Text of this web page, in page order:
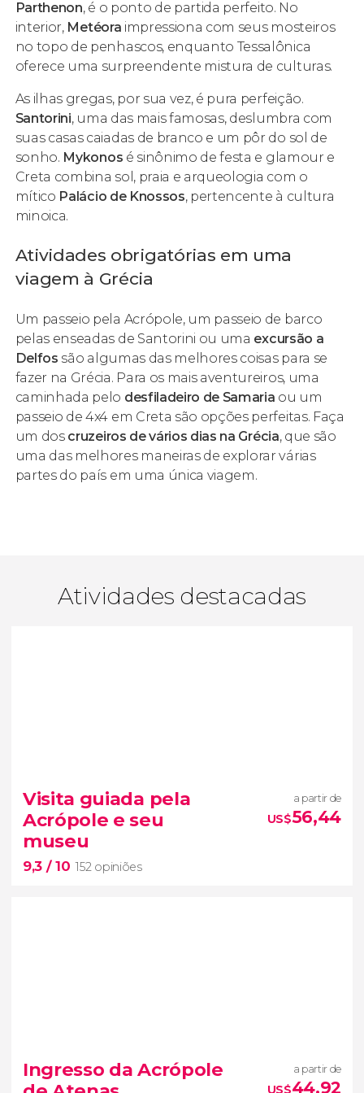
Parthenon, é o ponto de partida perfeito. No
interior,Metéora impressiona com seus mosteiros
no topo de penhascos, enquanto Tessalônica
oferece uma surpreendente mistura de culturas.
As ilhas gregas, por sua vez, é pura perfeição.
Santorini, uma das mais famosas, deslumbra com
suas casas caiadas de branco e um pôr do sol de
sonho. Mykonos é sinônimo de festa e glamour e
Creta combina sol, praia e arqueologia com o
mítico Palácio de Knossos, pertencente à cultura
minoica.
Atividades obrigatórias em uma
viagem à Grécia
Um passeio pela Acrópole, um passeio de barco
pelas enseadas de Santorini ou uma excursão a
Delfos são algumas das melhores coisas para se
fazer na Grécia. Para os mais aventureiros, uma
caminhada pelo desfiladeiro de Samaria ou um
passeio de 4x4 em Creta são opções perfeitas. Faça
um dos cruzeiros de vários dias na Grécia, que são
uma das melhores maneiras de explorar várias
partes do país em uma única viagem.
Atividades destacadas
Visita guiada pela
Acrópole e seu
museu
9,3 / 10 152 opiniões
a partir de
US$56,44
152 opiniões
visita guiada pela Acrópole
Ingresso da Acrópole
a partir de
US$44,92